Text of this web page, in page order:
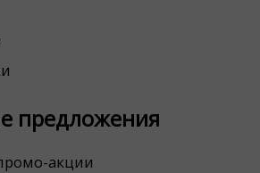
предложения
акции